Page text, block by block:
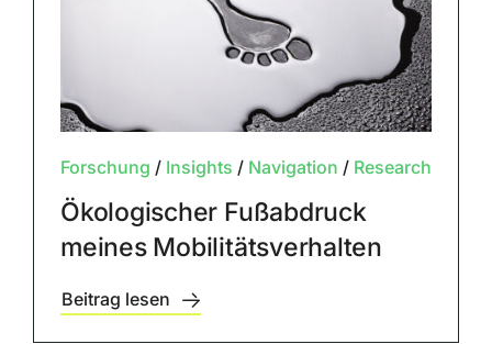
Forschung / Insights / Navigation / Research
Ökologischer Fußabdruck
meines Mobilitätsverhalten
Beitrag lesen